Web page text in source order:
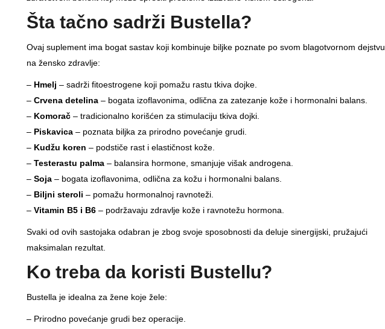
Šta tačno sadrži Bustella?
Ovaj suplement ima bogat sastav koji kombinuje biljke poznate po svom blagotvornom dejstvu
na žensko zdravlje:
– Hmelj – sadrži fitoestrogene koji pomažu rastu tkiva dojke.
– Crvena detelina – bogata izoflavonima, odlična za zatezanje kože i hormonalni balans.
– Komorač – tradicionalno korišćen za stimulaciju tkiva dojki.
– Piskavica – poznata biljka za prirodno povećanje grudi.
– Kudžu koren – podstiče rast i elastičnost kože.
– Testerastu palma – balansira hormone, smanjuje višak androgena.
– Soja – bogata izoflavonima, odlična za kožu i hormonalni balans.
– Biljni steroli – pomažu hormonalnoj ravnoteži.
– Vitamin B5 i B6 – podržavaju zdravlje kože i ravnotežu hormona.
Svaki od ovih sastojaka odabran je zbog svoje sposobnosti da deluje sinergijski, pružajući
maksimalan rezultat.
Ko treba da koristi Bustellu?
Bustella je idealna za žene koje žele:
– Prirodno povećanje grudi bez operacije.